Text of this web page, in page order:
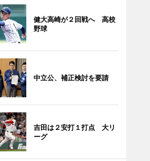
健大高崎が２回戦へ 高校
野球
中立公、補正検討を要請
吉田は２安打１打点 大リ
ーグ